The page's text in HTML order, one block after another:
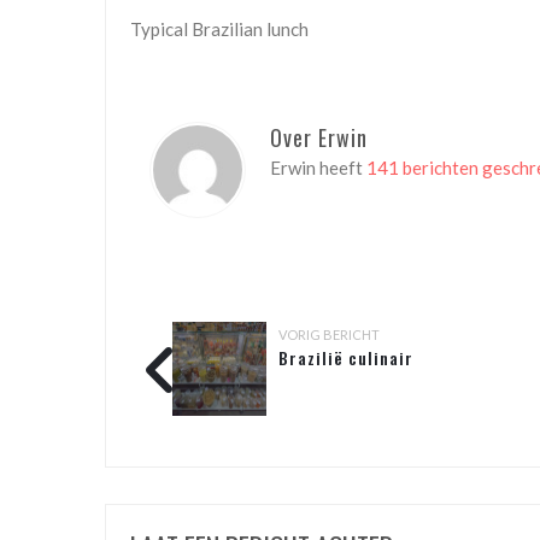
Typical Brazilian lunch
Over Erwin
Erwin heeft 141 berichten
VORIG BERICHT
Brazilië culinair